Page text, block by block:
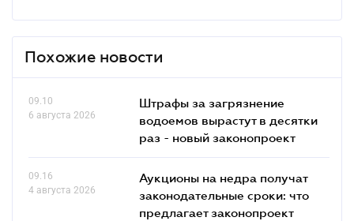
Похожие новости
09.10
6 августа 2026
Штрафы за загрязнение
водоемов вырастут в десятки
раз - новый законопроект
09.16
4 августа 2026
Аукционы на недра получат
законодательные сроки: что
предлагает законопроект